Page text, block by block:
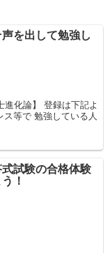
を出して勉強し
化論】 登録は下記よ
等で 勉強している人
式試験の合格体験
！